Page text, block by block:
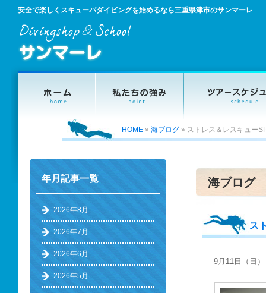
安全で楽しくスキューバダイビングを始めるなら三重県津市のサンマーレ
HOME » 海ブログ » ストレス＆レスキュー
海ブログ
ス
9月11日（日）
年月記事一覧
2026年8月
2026年7月
2026年6月
2026年5月